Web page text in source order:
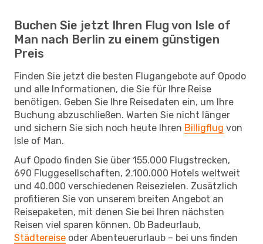
Buchen Sie jetzt Ihren Flug von Isle of
Man nach Berlin zu einem günstigen
Preis
Finden Sie jetzt die besten Flugangebote auf Opodo
und alle Informationen, die Sie für Ihre Reise
benötigen. Geben Sie Ihre Reisedaten ein, um Ihre
Buchung abzuschließen. Warten Sie nicht länger
und sichern Sie sich noch heute Ihren Billigflug von
Isle of Man.
Auf Opodo finden Sie über 155.000 Flugstrecken,
690 Fluggesellschaften, 2.100.000 Hotels weltweit
und 40.000 verschiedenen Reisezielen. Zusätzlich
profitieren Sie von unserem breiten Angebot an
Reisepaketen, mit denen Sie bei Ihren nächsten
Reisen viel sparen können. Ob Badeurlaub,
Städtereise oder Abenteuerurlaub – bei uns finden